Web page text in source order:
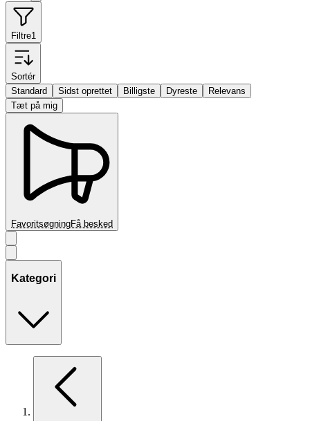
Filtre1
Sortér
Standard
Sidst oprettet Billigste Dyreste
Relevans
Tæt på mig
FavoritsøgningFå besked
Kategori